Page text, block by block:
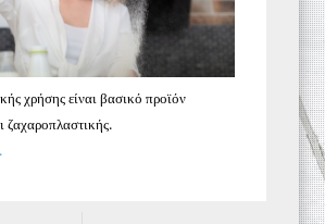
χρήσης είναι βασικό προϊόν
ζαχαροπλαστικής.